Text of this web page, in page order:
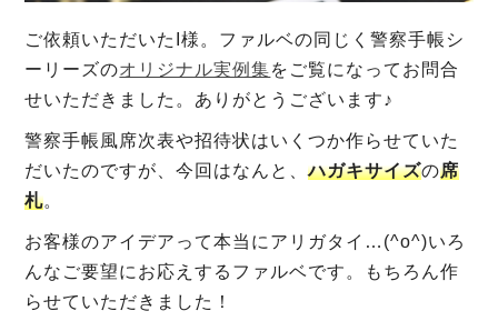
ご依頼いただいたI様。ファルベの同じく警察手帳シ
ーリーズのオリジナル実例集をご覧になってお問合
せいただきました。ありがとうございます♪
警察手帳風席次表や招待状はいくつか作らせていた
だいたのですが、今回はなんと、ハガキサイズの席
札。
お客様のアイデアって本当にアリガタイ…(^o^)いろ
んなご要望にお応えするファルベです。もちろん作
らせていただきました！